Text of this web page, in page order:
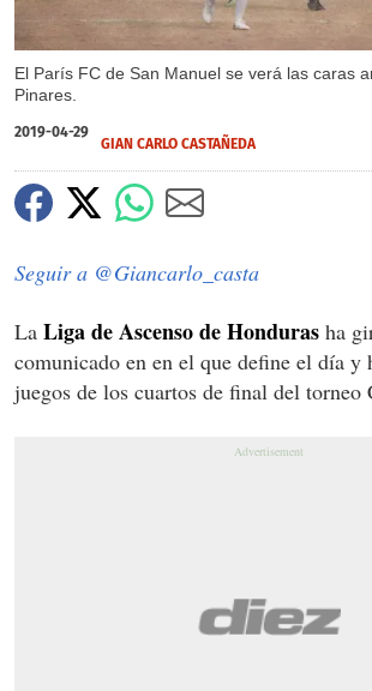
El París FC de San Manuel se verá las caras
Pinares.
2019-04-29
GIAN CARLO CASTAÑEDA
Seguir a @Giancarlo_casta
La Liga de Ascenso de Honduras ha
comunicado en en el que define el día y
juegos de los cuartos de final del torneo